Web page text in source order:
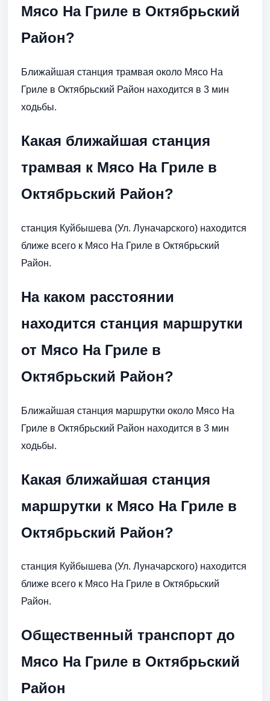
Мясо На Гриле в Октябрьский
Район?
Ближайшая станция трамвая около Мясо На
Гриле в Октябрьский Район находится в 3 мин
ходьбы.
Какая ближайшая станция
трамвая к Мясо На Гриле в
Октябрьский Район?
станция Куйбышева (Ул. Луначарского) находится
ближе всего к Мясо На Гриле в Октябрьский
Район.
На каком расстоянии
находится станция маршрутки
от Мясо На Гриле в
Октябрьский Район?
Ближайшая станция маршрутки около Мясо На
Гриле в Октябрьский Район находится в 3 мин
ходьбы.
Какая ближайшая станция
маршрутки к Мясо На Гриле в
Октябрьский Район?
станция Куйбышева (Ул. Луначарского) находится
ближе всего к Мясо На Гриле в Октябрьский
Район.
Общественный транспорт до
Мясо На Гриле в Октябрьский
Район